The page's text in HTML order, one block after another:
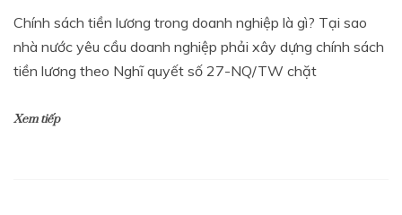
Chính sách tiền lương trong doanh nghiệp là gì? Tại sao
nhà nước yêu cầu doanh nghiệp phải xây dựng chính sách
tiền lương theo Nghĩ quyết số 27-NQ/TW chặt
Xem tiếp